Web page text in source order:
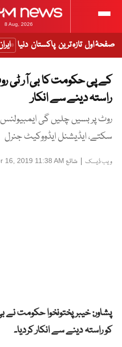
8 Aug, 2026
صفحۂ اول تازہ ترین پاکستان دنیا
کے پی حکومت کا بی آر ٹی
راستہ دینے سے انکار
روٹ پر بسیں چلیں گی
سکتے، ایڈیشنل ایڈووکیٹ جنرل
ویب ڈیسک | شائع 16, 2019 11:38 AM
پشاور: خیبرپختونخوا حکومت نے
کو راستہ دینے سے انکار کردیا۔